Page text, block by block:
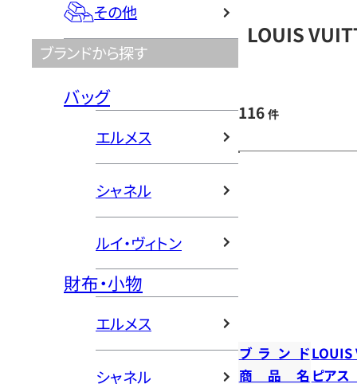
その他
ブランドから探す
バッグ
エルメス
シャネル
ルイ・ヴィトン
財布・小物
エルメス
シャネル
LOUIS
116 件
ブランドLOUIS
商品名 ピアス